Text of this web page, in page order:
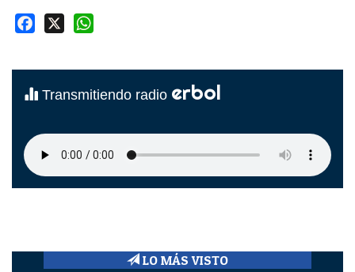
Facebook
Transmitiendo radio erbol
LO MÁS VISTO